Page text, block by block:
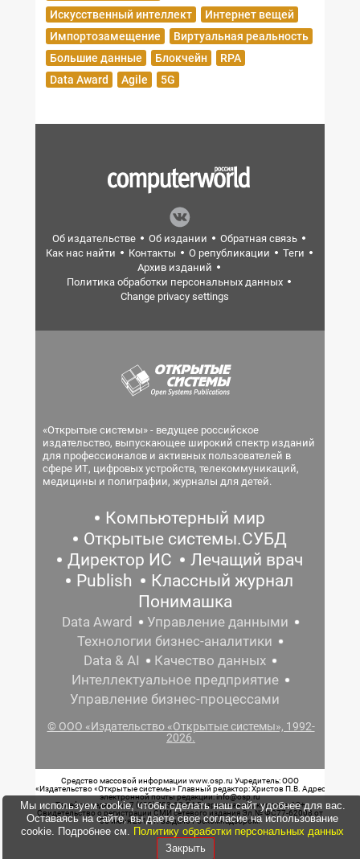
Искусственный интеллект
Интернет вещей
Импортозамещение
Виртуальная реальность
Большие данные
Блокчейн
RPA
Data Award
Agile 5G
Об издательстве Об издании
Обратная связь
Как нас найти
Контакты О републикации
Теги
Архив изданий
Политика обработки персональных данных
Change privacy settings
«Открытые системы» - ведущее российское
издательство, выпускающее широкий спектр изданий
для профессионалов и активных пользователей в
сфере ИТ, цифровых устройств, телекоммуникаций,
медицины и полиграфии, журналы для детей.
Компьютерный мир
Открытые системы.СУБД
Директор ИС
Лечащий врач
Publish
Классный журнал
Понимашка
Data Award
Управление данными
Технологии бизнес-аналитики
Data & AI
Качество данных
Интеллектуальное предприятие
Управление бизнес-процессами
© ООО «Издательство «Открытые системы», 1992-
2026.
Средство массовой информации www.osp.ru Учредитель: ООО
«Издательство «Открытые системы» Главный редактор: Христов П.В. Адрес
электронной почты редакции: info@osp.ru
Телефон редакции: 7 (499) 703-18-54 Возрастная маркировка: 12+
Свидетельство о регистрации СМИ сетевого издания Эл.№ ФС77-62008 от
05 июня 2015 г. выдано Роскомнадзором.
Мы используем cookie, чтобы сделать наш сайт удобнее для вас.
Оставаясь на сайте, вы даете свое согласие на использование
cookie. Подробнее см. Политику обработки персональных данных
Закрыть